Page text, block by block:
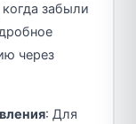
забыли
через
: Для